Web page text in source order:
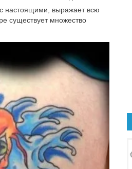
настоящими, выражает всю
существует множество